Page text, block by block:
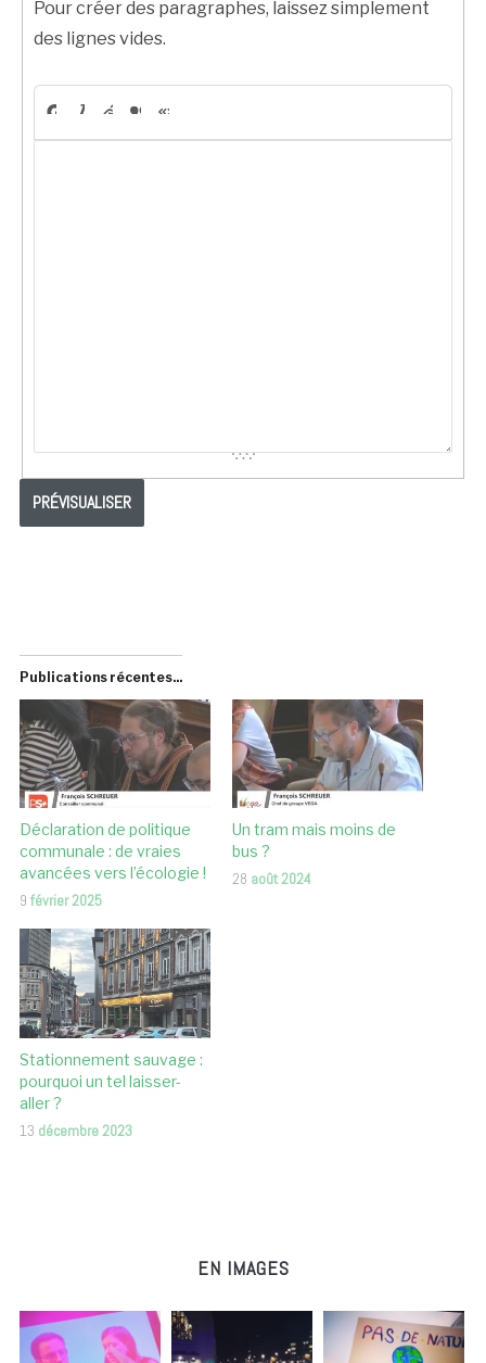
Pour créer des paragraphes, laissez simplement
des lignes vides.
Publications récentes...
Déclaration de politique
communale : de vraies
avancées vers l’écologie !
9 février 2025
Un tram mais moins de
bus ?
28 août 2024
Stationnement sauvage :
pourquoi un tel laisser-
aller ?
13 décembre 2023
EN IMAGES